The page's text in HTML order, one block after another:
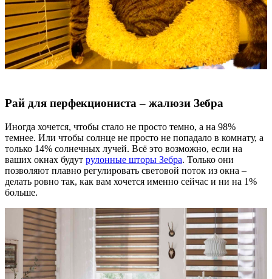
Рай для перфекциониста – жалюзи Зебра
Иногда хочется, чтобы стало не просто темно, а на 98%
темнее. Или чтобы солнце не просто не попадало в комнату, а
только 14% солнечных лучей. Всё это возможно, если на
ваших окнах будут рулонные шторы Зебра. Только они
позволяют плавно регулировать световой поток из окна –
делать ровно так, как вам хочется именно сейчас и ни на 1%
больше.